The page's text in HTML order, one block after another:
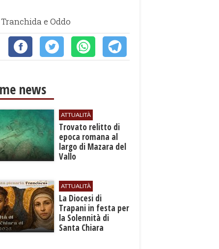
e Oddo
news
ATTUALITÀ
​Trovato relitto di
epoca romana al
largo di Mazara del
Vallo
ATTUALITÀ
La Diocesi di
Trapani in festa per
la Solennità di
Santa Chiara